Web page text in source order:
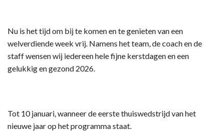
Nu is het tijd om bij te komen en te genieten van een
welverdiende week vrij. Namens het team, de coach en de
staff wensen wij iedereen hele fijne kerstdagen en een
gelukkig en gezond 2026.
Tot 10 januari, wanneer de eerste thuiswedstrijd van het
nieuwe jaar op het programma staat.